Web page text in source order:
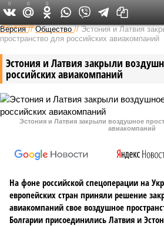
Федеральный выпуск
Версия //Общество //Эстония и Латвия
пространство для российских авиакомпаний
Эстония и Латвия закрыли
российских авиакомпаний
Эстония и Латвия закрыли воздушное
авиакомпаний
На фоне российской спецоперации на
европейских стран приняли решение
авиакомпаний свое воздушное
Болгарии присоединились Латвия и
0 0 0